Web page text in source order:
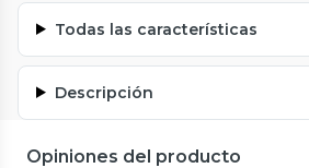
Todas las características
Descripción
Opiniones del producto